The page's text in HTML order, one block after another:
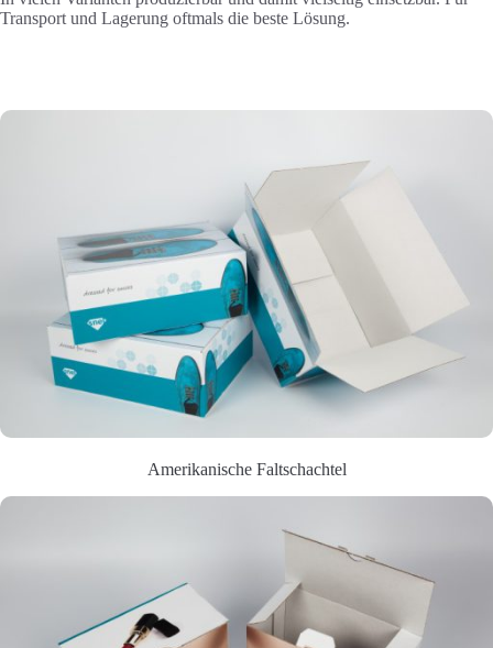
Transport und Lagerung oftmals die beste Lösung.
Amerikanische Faltschachtel